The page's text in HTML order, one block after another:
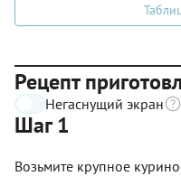
Рецепт
Негаснущий экран
Шаг 1
Возьмите крупное